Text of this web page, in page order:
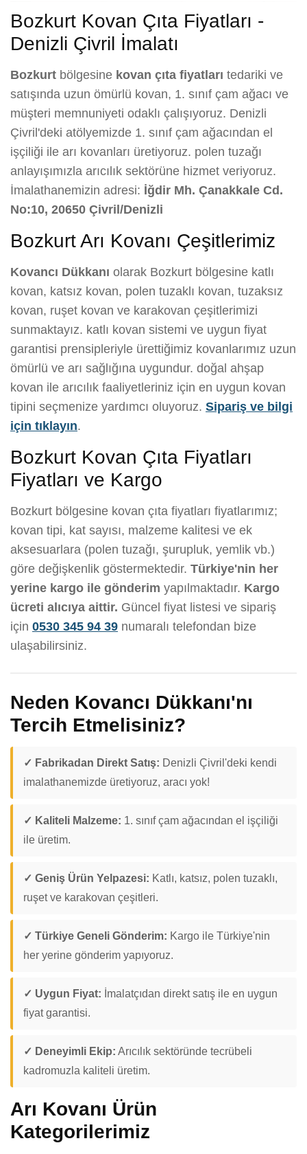
Bozkurt Kovan Çıta Fiyatları -
Denizli Çivril İmalatı
Bozkurt bölgesine kovan çıta fiyatları tedariki ve
satışında uzun ömürlü kovan, 1. sınıf çam ağacı ve
müşteri memnuniyeti odaklı çalışıyoruz. Denizli
Çivril'deki atölyemizde 1. sınıf çam ağacından el
işçiliği ile arı kovanları üretiyoruz. polen tuzağı
anlayışımızla arıcılık sektörüne hizmet veriyoruz.
İmalathanemizin adresi: İğdir Mh. Çanakkale Cd.
No:10, 20650 Çivril/Denizli
Bozkurt Arı Kovanı Çeşitlerimiz
Kovancı Dükkanı olarak Bozkurt bölgesine katlı
kovan, katsız kovan, polen tuzaklı kovan, tuzaksız
kovan, ruşet kovan ve karakovan çeşitlerimizi
sunmaktayız. katlı kovan sistemi ve uygun fiyat
garantisi prensipleriyle ürettiğimiz kovanlarımız uzun
ömürlü ve arı sağlığına uygundur. doğal ahşap
kovan ile arıcılık faaliyetleriniz için en uygun kovan
tipini seçmenize yardımcı oluyoruz. Sipariş ve bilgi
için tıklayın.
Bozkurt Kovan Çıta Fiyatları
Fiyatları ve Kargo
Bozkurt bölgesine kovan çıta fiyatları fiyatlarımız;
kovan tipi, kat sayısı, malzeme kalitesi ve ek
aksesuarlara (polen tuzağı, şurupluk, yemlik vb.)
göre değişkenlik göstermektedir. Türkiye'nin her
yerine kargo ile gönderim yapılmaktadır. Kargo
ücreti alıcıya aittir. Güncel fiyat listesi ve sipariş
için 0530 345 94 39 numaralı telefondan bize
ulaşabilirsiniz.
Neden Kovancı Dükkanı'nı
Tercih Etmelisiniz?
✓ Fabrikadan Direkt Satış: Denizli Çivril'deki kendi
imalathanemizde üretiyoruz, aracı yok!
✓ Kaliteli Malzeme: 1. sınıf çam ağacından el işçiliği
ile üretim.
✓ Geniş Ürün Yelpazesi: Katlı, katsız, polen tuzaklı,
ruşet ve karakovan çeşitleri.
✓ Türkiye Geneli Gönderim: Kargo ile Türkiye'nin
her yerine gönderim yapıyoruz.
✓ Uygun Fiyat: İmalatçıdan direkt satış ile en uygun
fiyat garantisi.
✓ Deneyimli Ekip: Arıcılık sektöründe tecrübeli
kadromuzla kaliteli üretim.
Arı Kovanı Ürün
Kategorilerimiz